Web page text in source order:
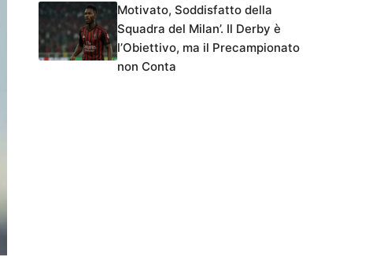
Motivato, Soddisfatto della
Squadra del Milan’. Il Derby è
l’Obiettivo, ma il Precampionato
non Conta